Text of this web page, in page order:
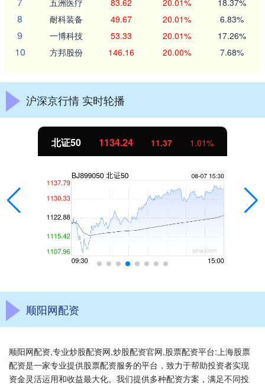
五洲医疗 83.62 20.01% 18.37%
8 耐科装备 49.67 20.01% 6.83%
9 一博科技 53.33 20.01% 17.26%
10 方邦股份 146.16 20.00% 7.68%
沪深京行情 实时轮播
北证50 1134.24 11.37 1.01%
顺阳网配资
顺阳网配资,专业炒股配资网,炒股配资官网,股票配资平台:上海股票
配资是一家专业提供股票配资服务的平台，致力于帮助投资者实现
资金灵活运用和收益最大化。我们提供多种配资方案，满足不同投